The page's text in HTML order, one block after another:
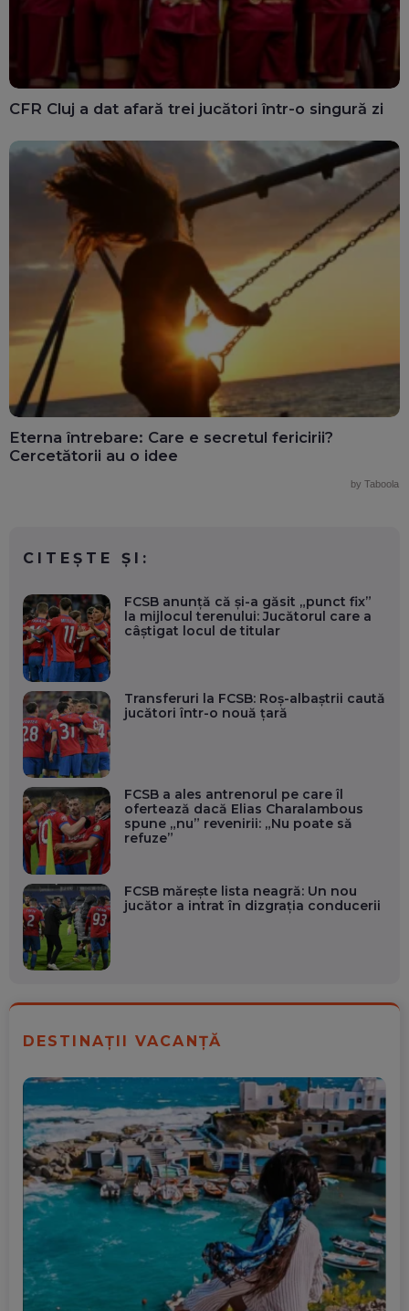
CFR Cluj a dat afară trei jucători într-o singură zi
Eterna întrebare: Care e secretul fericirii?
Cercetătorii au o idee
by Taboola
CITEȘTE ȘI:
FCSB anunță că și-a găsit „punct fix”
la mijlocul terenului: Jucătorul care a
câștigat locul de titular
Transferuri la FCSB: Roș-albaștrii caută
jucători într-o nouă țară
FCSB a ales antrenorul pe care îl
ofertează dacă Elias Charalambous
spune „nu” revenirii: „Nu poate să
refuze”
FCSB mărește lista neagră: Un nou
jucător a intrat în dizgrația conducerii
DESTINAȚII VACANȚĂ